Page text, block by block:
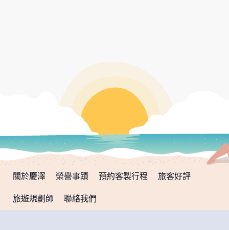
關於慶澤 榮譽事蹟 預約客製行程 旅客好評
旅遊規劃師 聯絡我們